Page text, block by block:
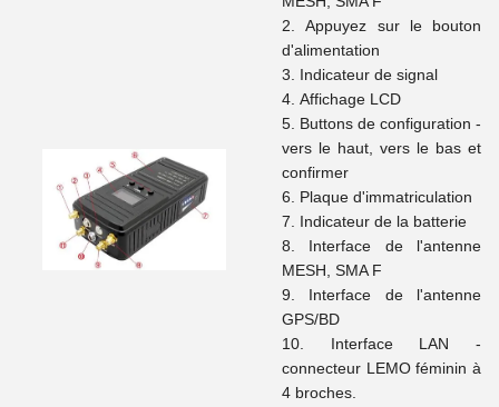
Appuyez sur le bouton
d'alimentation
Indicateur de signal
Affichage LCD
Buttons de configuration -
vers le haut, vers le bas et
confirmer
Plaque d'immatriculation
Indicateur de la batterie
Interface de l'antenne
MESH, SMA F
Interface de l'antenne
GPS/BD
Interface LAN -
connecteur LEMO féminin à
4 broches.